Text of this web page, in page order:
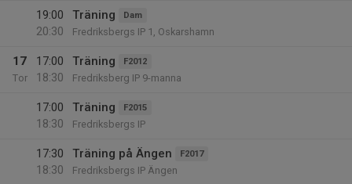
19:00
20:30
Träning Dam
Fredriksbergs IP 1, Oskarshamn
17
Tor
17:00
18:30
Träning F2012
Fredriksberg IP 9-manna
17:00
18:30
Träning F2015
Fredriksbergs IP
17:30
18:30
Träning på Ängen F2017
Fredriksbergs IP Ängen